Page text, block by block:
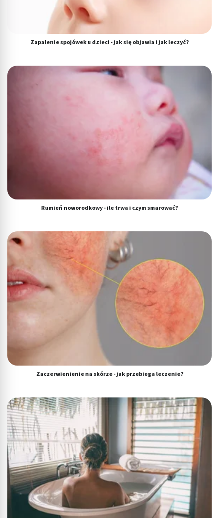
Zapalenie spojówek u dzieci - jak się objawia i jak leczyć?
Rumień noworodkowy - ile trwa i czym smarować?
Zaczerwienienie na skórze - jak przebiega leczenie?